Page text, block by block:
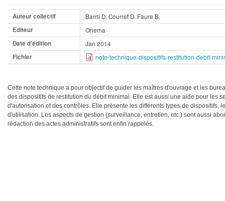
Auteur collectif
Barril D. Courret D. Faure B.
Editeur
Onema
Date d'édition
Jan 2014
Fichier
note-technique-dispositifs-restitution-debit-
Cette note technique a pour objectif de guider les maîtres d'ouvrage et les
des dispositifs de restitution du débit minimal. Elle est aussi une aide pour les
d'autorisation et des contrôles. Elle présente les différents types de dispositifs,
d'utilisation. Les aspects de gestion (surveillance, entretien, etc.) sont aussi
rédaction des actes administratifs sont enfin rappelés.